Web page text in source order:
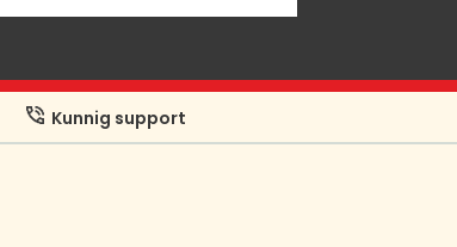
Kunnig support